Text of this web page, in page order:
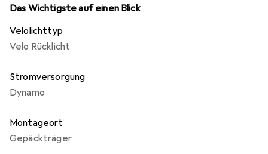
Das Wichtigste auf einen Blick
Velolichttyp
Velo Rücklicht
Stromversorgung
Dynamo
Montageort
Gepäckträger